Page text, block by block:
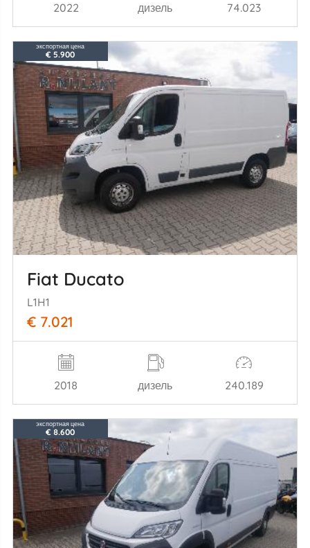
2022 дизель 74.023
экспортная цена
€ 5.900
Fiat Ducato
L1H1
€ 7.021
2018 дизель 240.189
экспортная цена
€ 8.600